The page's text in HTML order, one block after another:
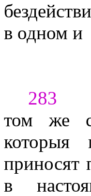
в одном и
283
том же
которыя
приносят
в